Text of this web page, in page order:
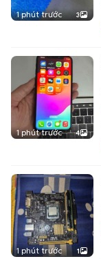
1 phút trước 3
1 phút trước 4
1 phút trước 1